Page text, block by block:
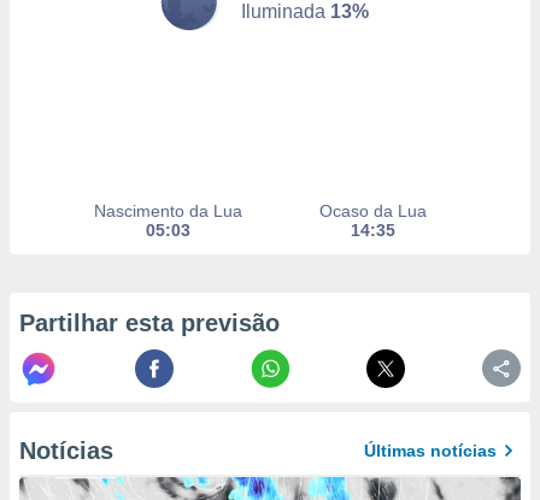
de
ou aceder
para
Iluminada 13%
Nascimento da Lua
05:03
Ocaso da Lua
14:35
Partilhar esta previsão
Notícias Últimas notícias